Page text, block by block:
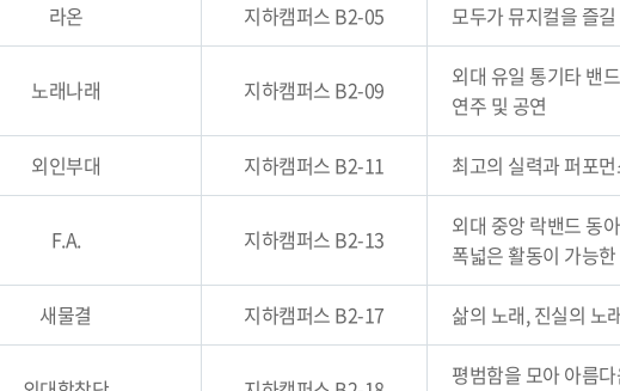
라온 지하캠퍼스 B2-05 모두가 뮤지컬을 즐
노래나래 지하캠퍼스 B2-09
외대 유일 통기타 밴
연주 및 공연
외인부대 지하캠퍼스 B2-11 최고의 실력과 퍼포
F.A. 지하캠퍼스 B2-13
외대 중앙 락밴드 동
폭넓은 활동이 가능
새물결 지하캠퍼스 B2-17 삶의 노래, 진실의 노
평범함을 모아 아름